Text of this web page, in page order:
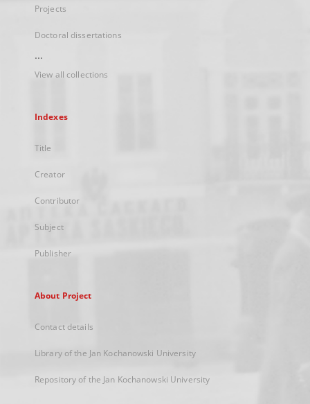
Projects
Doctoral dissertations
...
View all collections
Indexes
Title
Creator
Contributor
Subject
Publisher
About Project
Contact details
Library of the Jan Kochanowski University
Repository of the Jan Kochanowski University